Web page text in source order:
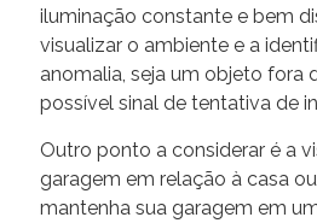
iluminação constante e bem
visualizar o ambiente e a
anomalia, seja um objeto fora
possível sinal de tentativa de
Outro ponto a considerar é a
garagem em relação à casa ou
mantenha sua garagem em